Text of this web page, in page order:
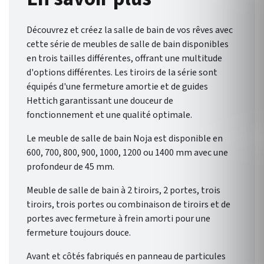
ressemble.
Découvrez et créez la salle de bain de vos rêves avec
cette série de meubles de salle de bain disponibles
en trois tailles différentes, offrant une multitude
d'options différentes. Les tiroirs de la série sont
équipés d'une fermeture amortie et de guides
Hettich garantissant une douceur de
fonctionnement et une qualité optimale.
Le meuble de salle de bain Noja est disponible en
600, 700, 800, 900, 1000, 1200 ou 1400 mm avec une
profondeur de 45 mm.
Meuble de salle de bain à 2 tiroirs, 2 portes, trois
tiroirs, trois portes ou combinaison de tiroirs et de
portes avec fermeture à frein amorti pour une
fermeture toujours douce.
Avant et côtés fabriqués en panneau de particules